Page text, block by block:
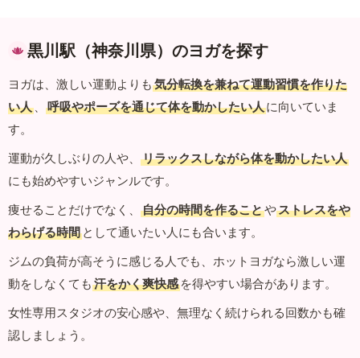
黒川駅（神奈川県）のヨガを探す
ヨガは、激しい運動よりも 気分転換を兼ねて運動習慣を作りた
い人 、 呼吸やポーズを通じて体を動かしたい人に向いていま
す。
運動が久しぶりの人や、
リラックスしながら体を動かしたい人
にも始めやすいジャンルです。
痩せることだけでなく、
自分の時間を作ることやストレスをや
わらげる時間 として通いたい人にも合います。
ジムの負荷が高そうに感じる人でも、ホットヨガなら激しい運
動をしなくても 汗をかく爽快感 を得やすい場合があります。
女性専用スタジオの安心感や、無理なく続けられる回数かも確
認しましょう。